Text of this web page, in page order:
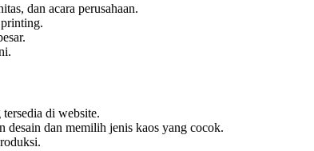
dan acara perusahaan.
di website.
desain dan memilih jenis kaos yang cocok.